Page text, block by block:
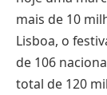
mais de 10
Lisboa, o
de 106
total de 120